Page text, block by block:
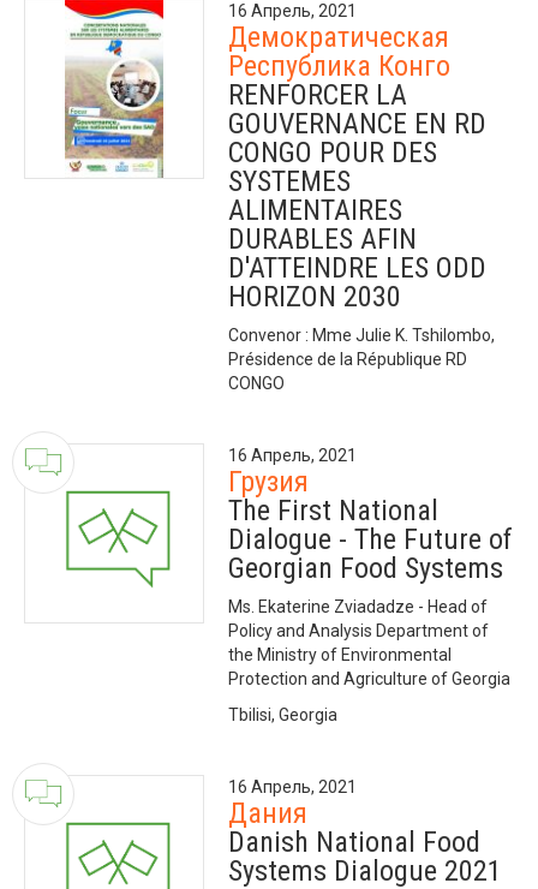
16 Апрель, 2021
Демократическая
Республика Конго
RENFORCER LA
GOUVERNANCE EN RD
CONGO POUR DES
SYSTEMES
ALIMENTAIRES
DURABLES AFIN
D'ATTEINDRE LES ODD
HORIZON 2030
Convenor : Mme Julie K. Tshilombo,
Présidence de la République RD
CONGO
16 Апрель, 2021
Грузия
The First National
Dialogue - The Future of
Georgian Food Systems
Ms. Ekaterine Zviadadze - Head of
Policy and Analysis Department of
the Ministry of Environmental
Protection and Agriculture of Georgia
Tbilisi, Georgia
16 Апрель, 2021
Дания
Danish National Food
Systems Dialogue 2021